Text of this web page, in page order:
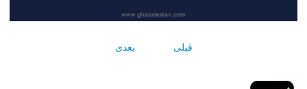
قبلی بعدی